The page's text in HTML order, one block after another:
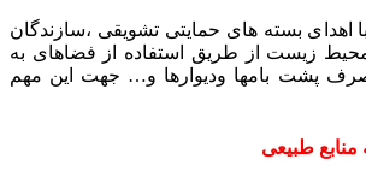
اهدای بسته های حمایتی تشویقی ،سازندگان
زیست از طریق استفاده از فضاهای به
پشت بامها ودیوارها و… جهت این مهم
طبیعی